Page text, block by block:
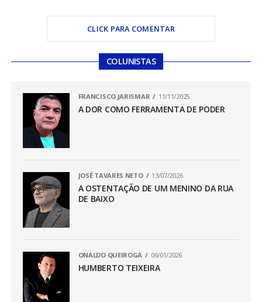
CLICK PARA COMENTAR
COLUNISTAS
FRANCISCO JARISMAR 11/11/2025
A DOR COMO FERRAMENTA DE PODER
JOSÉ TAVARES NETO 13/07/2026
A OSTENTAÇÃO DE UM MENINO DA RUA
DE BAIXO
ONALDO QUEIROGA 06/01/2026
HUMBERTO TEIXEIRA